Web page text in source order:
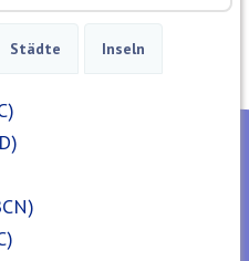
Städte Inseln